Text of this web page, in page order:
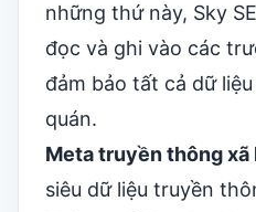
những thứ này, Sky
đọc và ghi vào các
đảm bảo tất cả dữ
quán.
Meta truyền thông xã
siêu dữ liệu truyền